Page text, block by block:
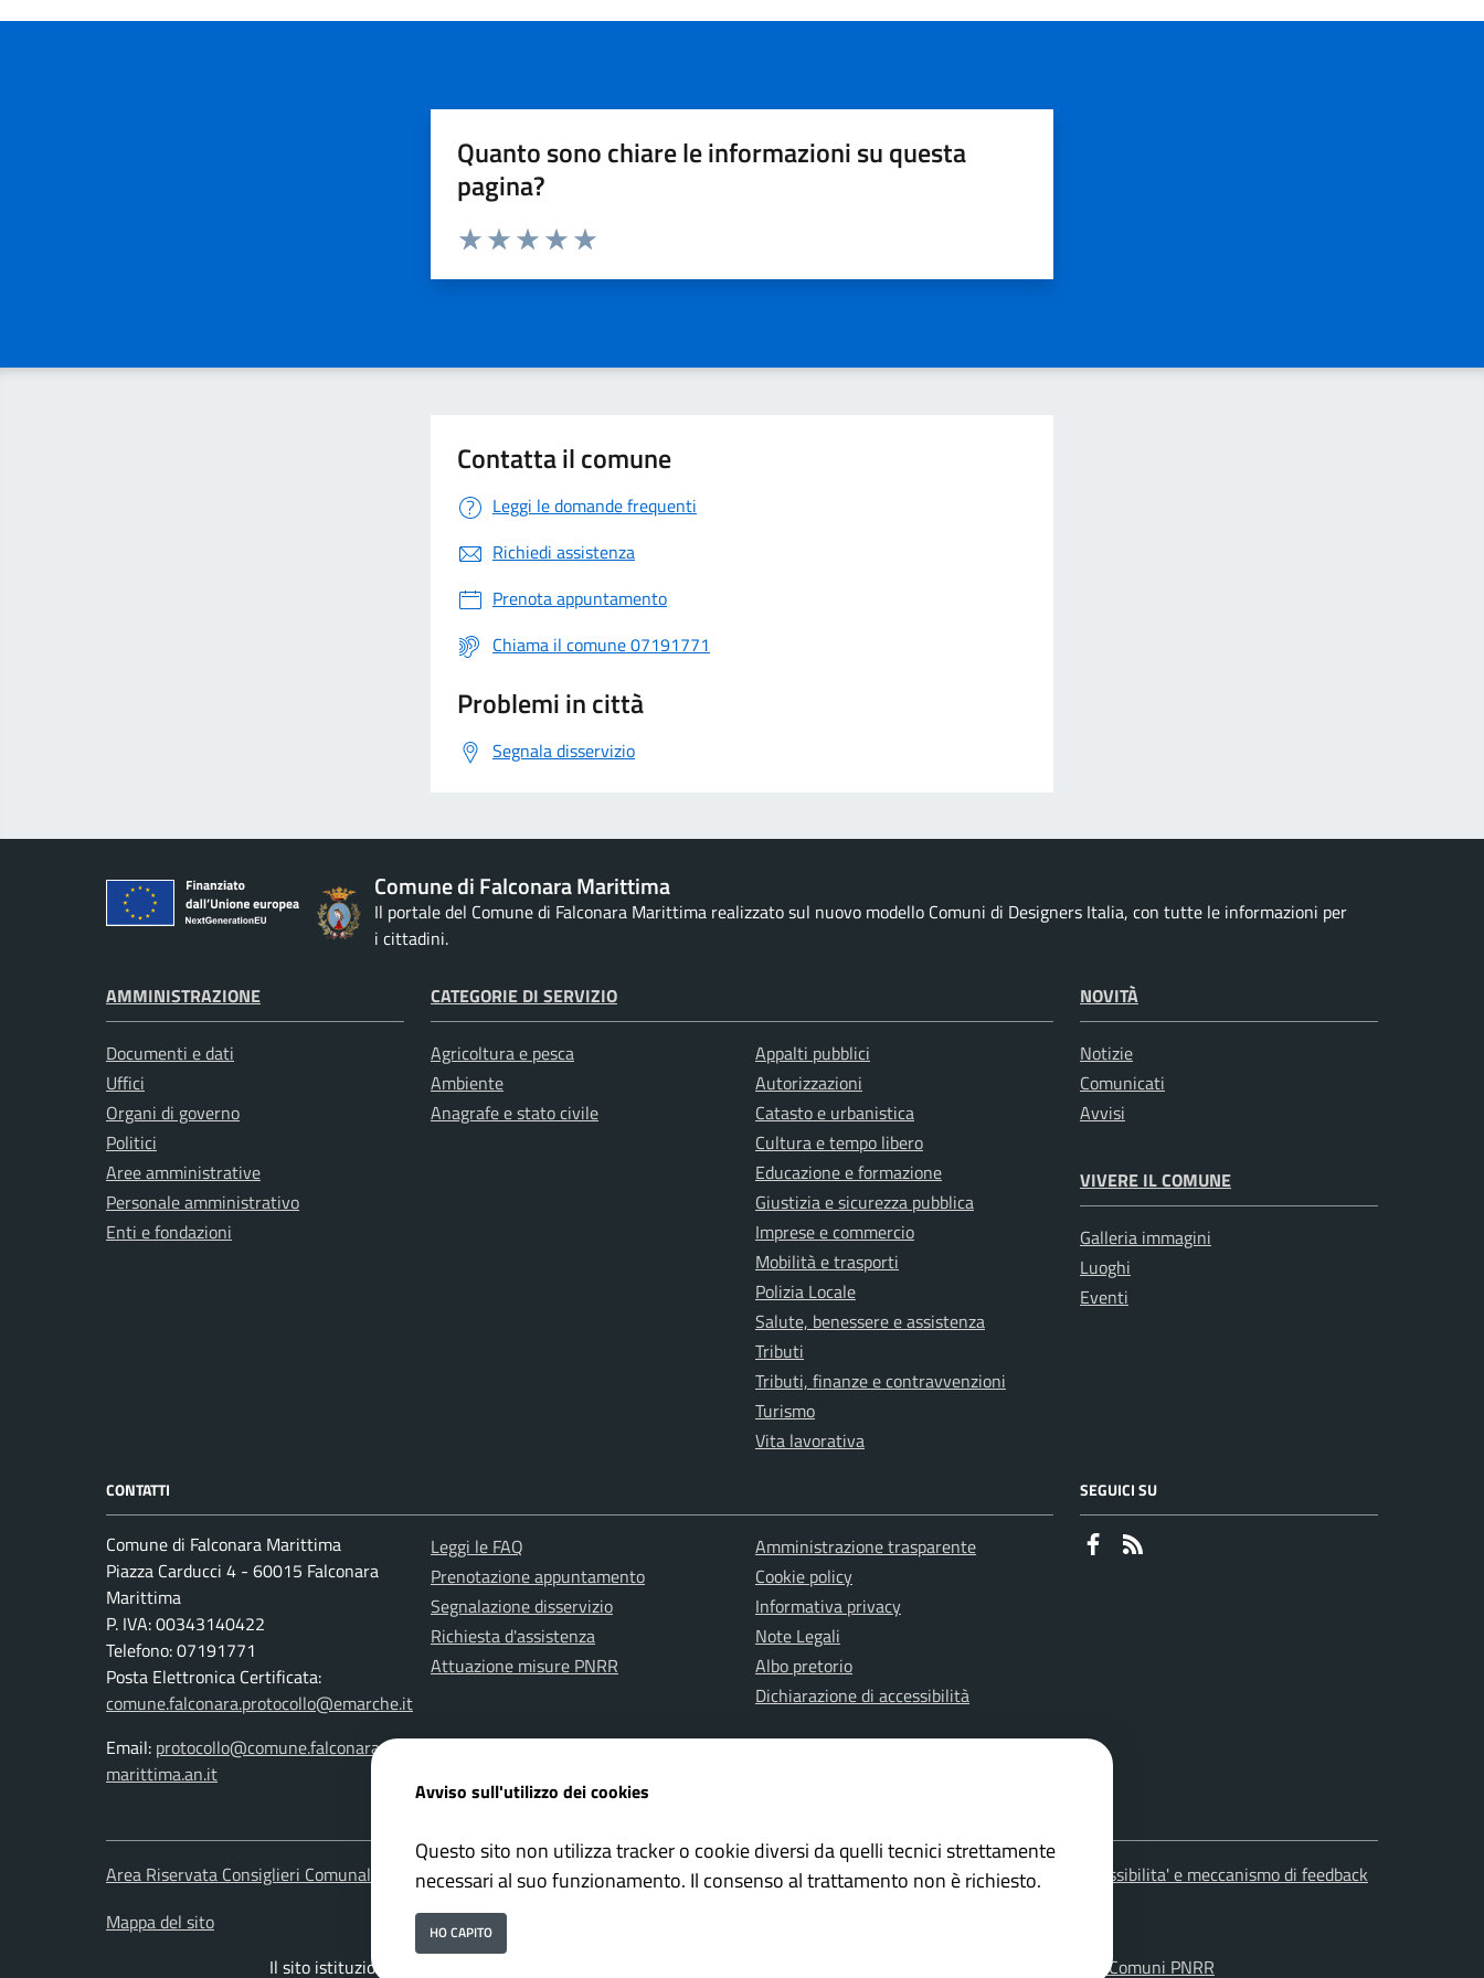
Quanto sono chiare le informazioni su questa
pagina?
Valuta da 1 a 5 stelle la pagina
Contatta il comune
Leggi le domande frequenti
Richiedi assistenza
Prenota appuntamento
Chiama il comune 07191771
Problemi in città
Segnala disservizio
Comune di Falconara Marittima
Il portale del Comune di Falconara Marittima realizzato sul nuovo modello Comuni di Designers Italia, con tutte le informazioni per
i cittadini.
AMMINISTRAZIONE
Documenti e dati
Uffici
Organi di governo
Politici
Aree amministrative
Personale amministrativo
Enti e fondazioni
CATEGORIE DI SERVIZIO
Agricoltura e pesca
Ambiente
Anagrafe e stato civile
Appalti pubblici
Autorizzazioni
Catasto e urbanistica
Cultura e tempo libero
Educazione e formazione
Giustizia e sicurezza pubblica
Imprese e commercio
Mobilità e trasporti
Polizia Locale
Salute, benessere e assistenza
Tributi
Tributi, finanze e contravvenzioni
Turismo
Vita lavorativa
NOVITÀ
Notizie
Comunicati
Avvisi
VIVERE IL COMUNE
Galleria immagini
Luoghi
Eventi
CONTATTI
Comune di Falconara Marittima
Piazza Carducci 4 - 60015 Falconara
Marittima
P. IVA: 00343140422
Telefono: 07191771
Posta Elettronica Certificata:
comune.falconara.protocollo@emarche.it
Email: protocollo@comune.falconara-
marittima.an.it
Leggi le FAQ
Prenotazione appuntamento
Segnalazione disservizio
Richiesta d'assistenza
Attuazione misure PNRR
Amministrazione trasparente
Cookie policy
Informativa privacy
Note Legali
Albo pretorio
Dichiarazione di accessibilità
SEGUICI SU
Faceboook
Area Riservata Consiglieri Comunali Area Riservata Polizia Locale Whistleblowing – Segnalazioni illeciti
Accessibilita' e meccanismo di feedback
Mappa del sito
Il sito istituzionale del Comune di Falconara Marittima è un progetto realizzato da
Soluzione Comuni PNRR
Avviso sull'utilizzo dei cookies
Questo sito non utilizza tracker o cookie diversi da quelli tecnici strettamente
necessari al suo funzionamento. Il consenso al trattamento non è richiesto.
HO CAPITO